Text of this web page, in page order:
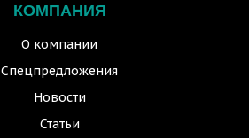
КОМПАНИЯ
О компании
Спецпредложения
Новости
Статьи